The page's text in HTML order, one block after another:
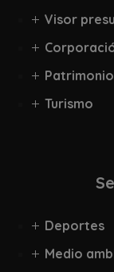
Visor
Patrimonio
Turismo
Deportes
Medio